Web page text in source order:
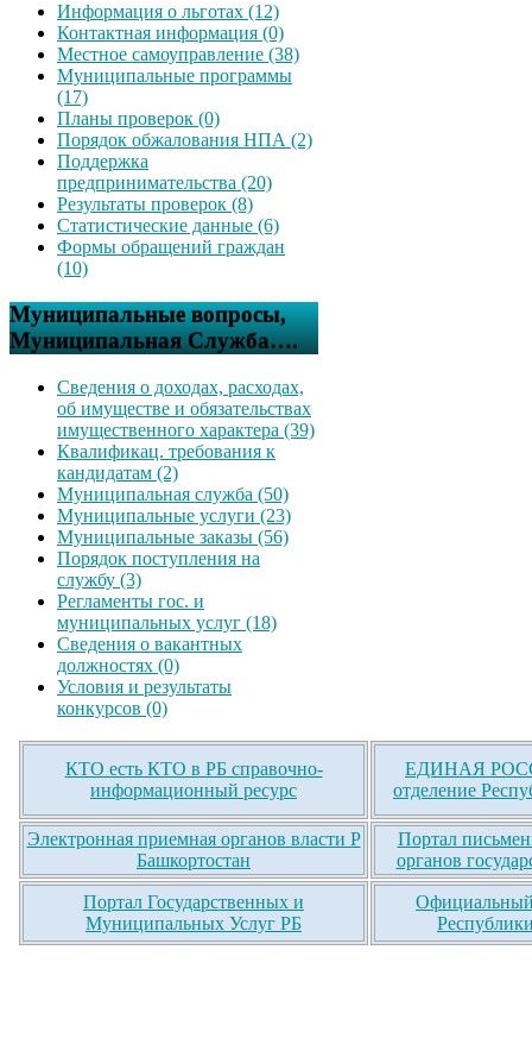
Информация о льготах (12)
Контактная информация (0)
Местное самоуправление (38)
Муниципальные программы
(17)
Планы проверок (0)
Порядок обжалования НПА (2)
Поддержка
предпринимательства (20)
Результаты проверок (8)
Статистические данные (6)
Формы обращений граждан
(10)
Муниципальные вопросы,
Муниципальная Служба….
Сведения о доходах, расходах,
об имуществе и обязательствах
имущественного характера (39)
Квалификац. требования к
кандидатам (2)
Муниципальная служба (50)
Муниципальные услуги (23)
Муниципальные заказы (56)
Порядок поступления на
службу (3)
Регламенты гос. и
муниципальных услуг (18)
Сведения о вакантных
должностях (0)
Условия и результаты
конкурсов (0)
КТО есть КТО в РБ справочно-
информационный ресурс
ЕДИНАЯ
отделение
Электронная приемная органов власти Р
Башкортостан
Портал
органов
Портал Государственных и
Муниципальных Услуг РБ
Официальный